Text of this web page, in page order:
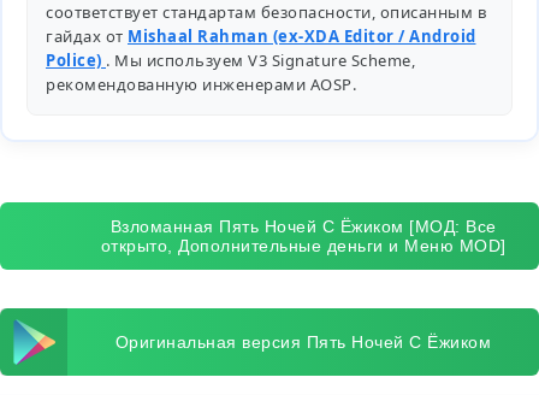
соответствует стандартам безопасности, описанным в
гайдах от Mishaal Rahman (ex-XDA Editor / Android
Police) . Мы используем V3 Signature Scheme,
рекомендованную инженерами AOSP.
Взломанная Пять Ночей С Ёжиком [МОД: Все
открыто, Дополнительные деньги и Меню MOD]
Оригинальная версия Пять Ночей С Ёжиком